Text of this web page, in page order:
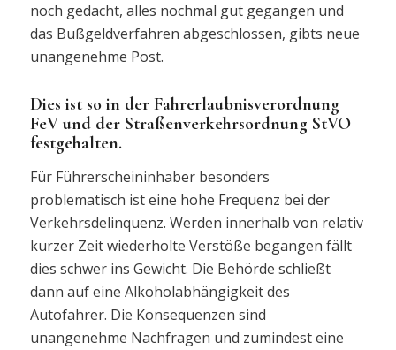
noch gedacht, alles nochmal gut gegangen und
das Bußgeldverfahren abgeschlossen, gibts neue
unangenehme Post.
Dies ist so in der Fahrerlaubnisverordnung
FeV und der Straßenverkehrsordnung StVO
festgehalten.
Für Führerscheininhaber besonders
problematisch ist eine hohe Frequenz bei der
Verkehrsdelinquenz. Werden innerhalb von relativ
kurzer Zeit wiederholte Verstöße begangen fällt
dies schwer ins Gewicht. Die Behörde schließt
dann auf eine Alkoholabhängigkeit des
Autofahrer. Die Konsequenzen sind
unangenehme Nachfragen und zumindest eine